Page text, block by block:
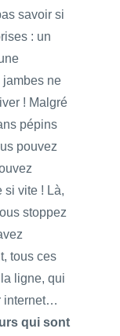
savoir si
: un
ne
! Malgré
pépins
pouvez
si vite ! Là,
stoppez
tous ces
ligne, qui
internet…
qui sont